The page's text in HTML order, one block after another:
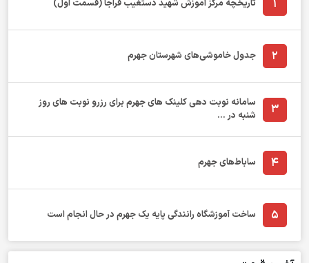
1 تاریخچه مرکز آموزش شهید دستغیب فراجا (قسمت اول)
2 جدول خاموشی‌های شهرستان جهرم
3
سامانه نوبت دهی کلینک های جهرم برای رزرو نوبت های روز
شنبه در ...
4 ساباط‌های جهرم
5 ساخت آموزشگاه رانندگی پایه یک جهرم در حال انجام است